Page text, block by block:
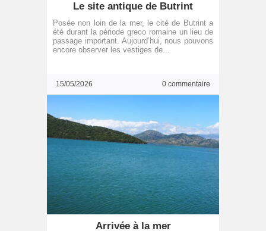
Le site antique de Butrint
Posée non loin de la mer, le cité de Butrint a
été durant la période greco romaine un lieu de
passage important. Aujourd’hui, nous pouvons
encore observer les vestiges de...
15/05/2026 0 commentaire
Arrivée à la mer